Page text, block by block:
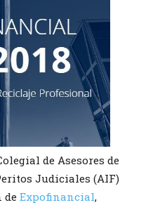
de Asesores de
Judiciales (AIF)
de Expofinancial,